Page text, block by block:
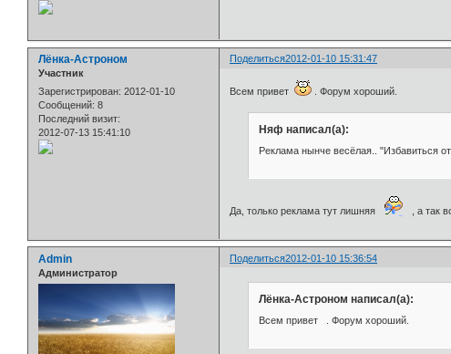
Поделиться2012-01-10 15:31:47
Лёнка-Астроном
Участник
Зарегистрирован: 2012-01-10
Сообщений: 8
Последний визит:
2012-07-13 15:41:10
Всем привет . Форум хороший.
Няф написал(а):
Реклама нынче весёлая.. "Избавиться
Да, только реклама тут лишняя , а так
Поделиться2012-01-10 15:36:54
Admin
Администратор
Лёнка-Астроном написал(а):
Всем привет . Форум хороший.